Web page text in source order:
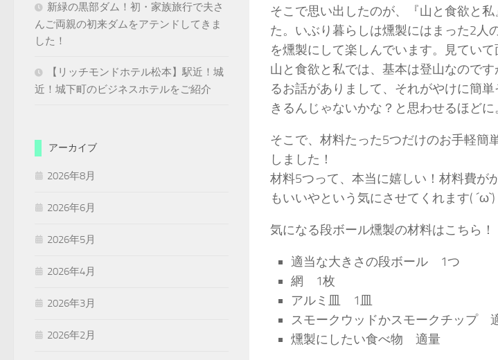
そこで思い出したのが、『山と食欲と
た。いぶり暮らしは燻製にはまった2人
を燻製にして楽しんでいます。見てい
山と食欲と私では、基本は登山なので
るお話がありまして、それがやけに簡
きるんじゃないかな？と思わせるほどに
そこで、材料たった5つだけのお手軽簡
しました！
材料5つって、本当に嬉しい！材料費が
もいいやという気にさせてくれます( ´ω`)
気になる段ボール燻製の材料はこちら！
適当な大きさの段ボール 1つ
網 1枚
アルミ皿 1皿
スモークウッドかスモークチップ
燻製にしたい食べ物 適量
新緑の黒部ダム！初・家族旅行で夫さ
んご両親の初来ダムをアテンドしてきま
した！
【リッチモンドホテル松本】駅近！城
近！城下町のビジネスホテルをご紹介
アーカイブ
2026年8月
2026年6月
2026年5月
2026年4月
2026年3月
2026年2月